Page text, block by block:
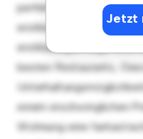
Jetzt
perfekt für Gäste, und
erstklassigen Geräten
erstklassigen Lage sind
besten Restaurants,
einem erschwinglichen
Wohnung eine